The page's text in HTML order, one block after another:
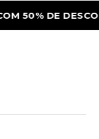
DE DESCONTO